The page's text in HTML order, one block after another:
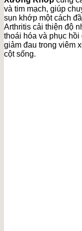
và tim mạch, giúp
sụn khớp một cách
Arthritis cải thiện độ
thoái hóa và phục
giảm đau trong viêm
cột sống.